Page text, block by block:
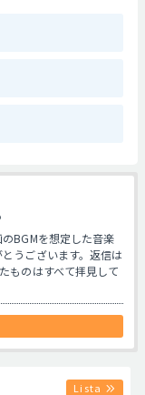
BGMを想定した音楽
うございます。返信は
ものはすべて拝見して
Lista